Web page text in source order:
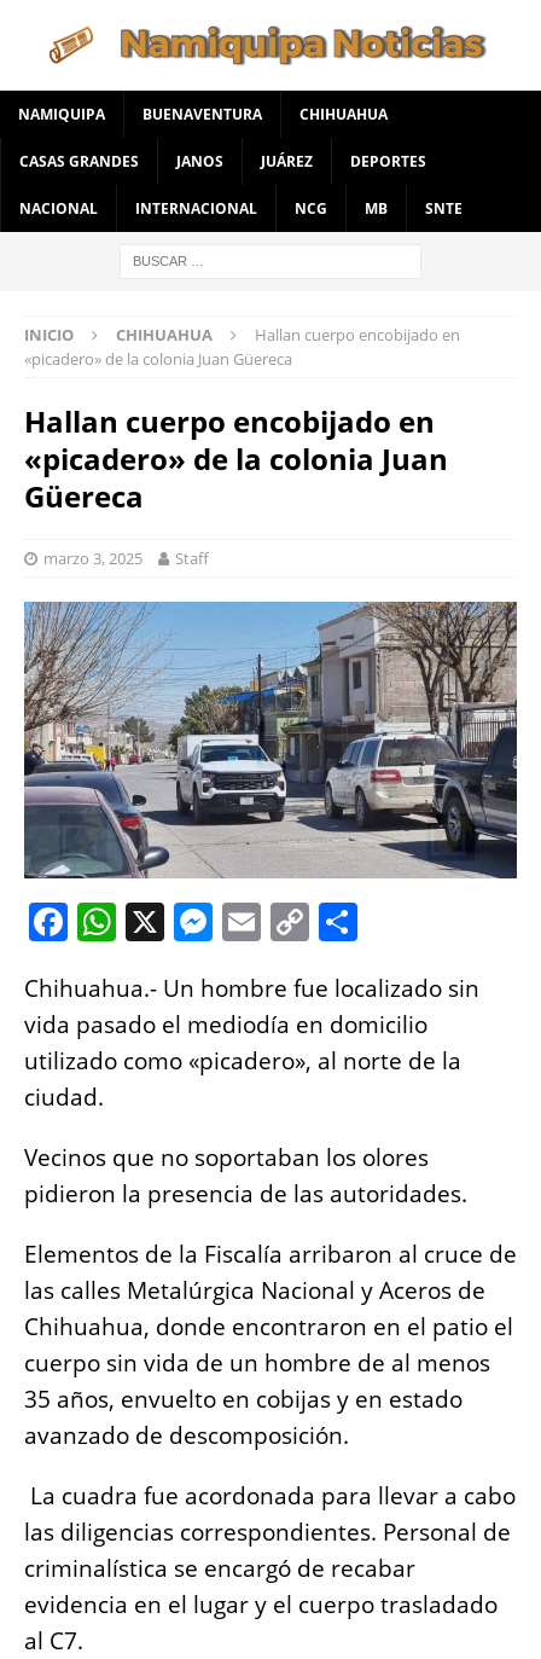
NAMIQUIPA BUENAVENTURA CHIHUAHUA
CASAS GRANDES JANOS JUÁREZ DEPORTES
NACIONAL INTERNACIONAL NCG MB SNTE
INICIO CHIHUAHUA
Hallan cuerpo encobijado en
«picadero» de la colonia Juan Güereca
Hallan cuerpo encobijado en
«picadero» de la colonia Juan
Güereca
marzo 3, 2025 Staff
F
c
e
b
o
o
k
W
at
s
A
p
X M
ss
e
n
er
E
ai
l
C
p
y
Li
k
a
re
Chihuahua.- Un hombre fue localizado sin
vida pasado el mediodía en domicilio
utilizado como «picadero», al norte de la
ciudad.
Vecinos que no soportaban los olores
pidieron la presencia de las autoridades.
Elementos de la Fiscalía arribaron al cruce de
las calles Metalúrgica Nacional y Aceros de
Chihuahua, donde encontraron en el patio el
cuerpo sin vida de un hombre de al menos
35 años, envuelto en cobijas y en estado
avanzado de descomposición.
La cuadra fue acordonada para llevar a cabo
las diligencias correspondientes. Personal de
criminalística se encargó de recabar
evidencia en el lugar y el cuerpo trasladado
al C7.